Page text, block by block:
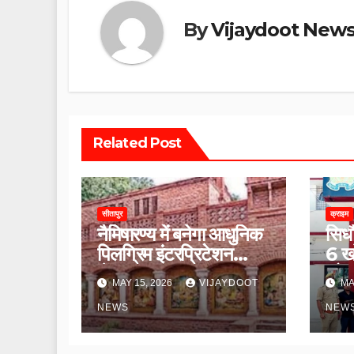
ByVijaydoot
Related Post
सीतापुर
नैमिषारण्य में बनेगा आधुनिक
पिलग्रिम इंटरप्रिटेशन
सेंटर।
MAY 15, 2026 VIJAYDOOT
NEWS
क्राइम
6
को